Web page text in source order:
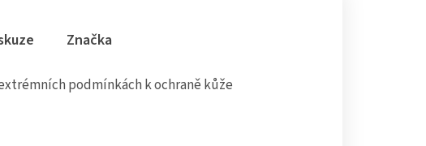
Značka
podmínkách k ochraně kůže